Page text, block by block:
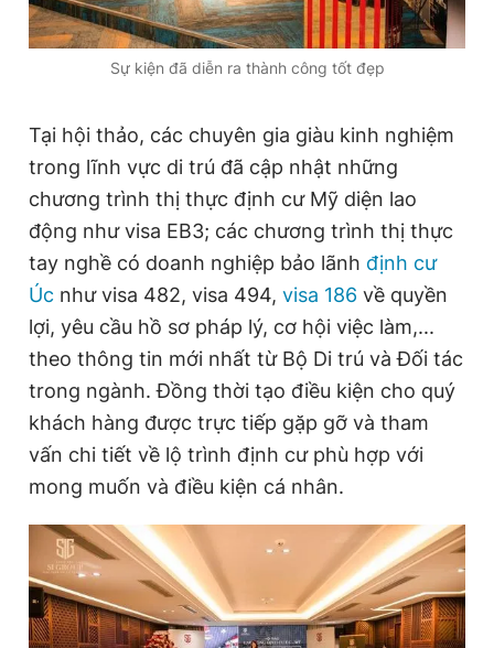
Sự kiện đã diễn ra thành công tốt đẹp
Tại hội thảo, các chuyên gia giàu kinh nghiệm
trong lĩnh vực di trú đã cập nhật những
chương trình thị thực định cư Mỹ diện lao
động như visa EB3; các chương trình thị thực
tay nghề có doanh nghiệp bảo lãnh định cư
Úc như visa 482, visa 494, visa 186 về quyền
lợi, yêu cầu hồ sơ pháp lý, cơ hội việc làm,...
theo thông tin mới nhất từ Bộ Di trú và Đối tác
trong ngành. Đồng thời tạo điều kiện cho quý
khách hàng được trực tiếp gặp gỡ và tham
vấn chi tiết về lộ trình định cư phù hợp với
mong muốn và điều kiện cá nhân.